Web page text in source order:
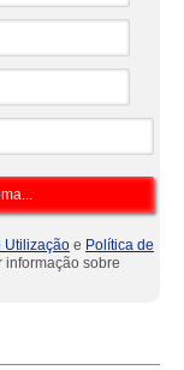
Utilização e Política de
informação sobre